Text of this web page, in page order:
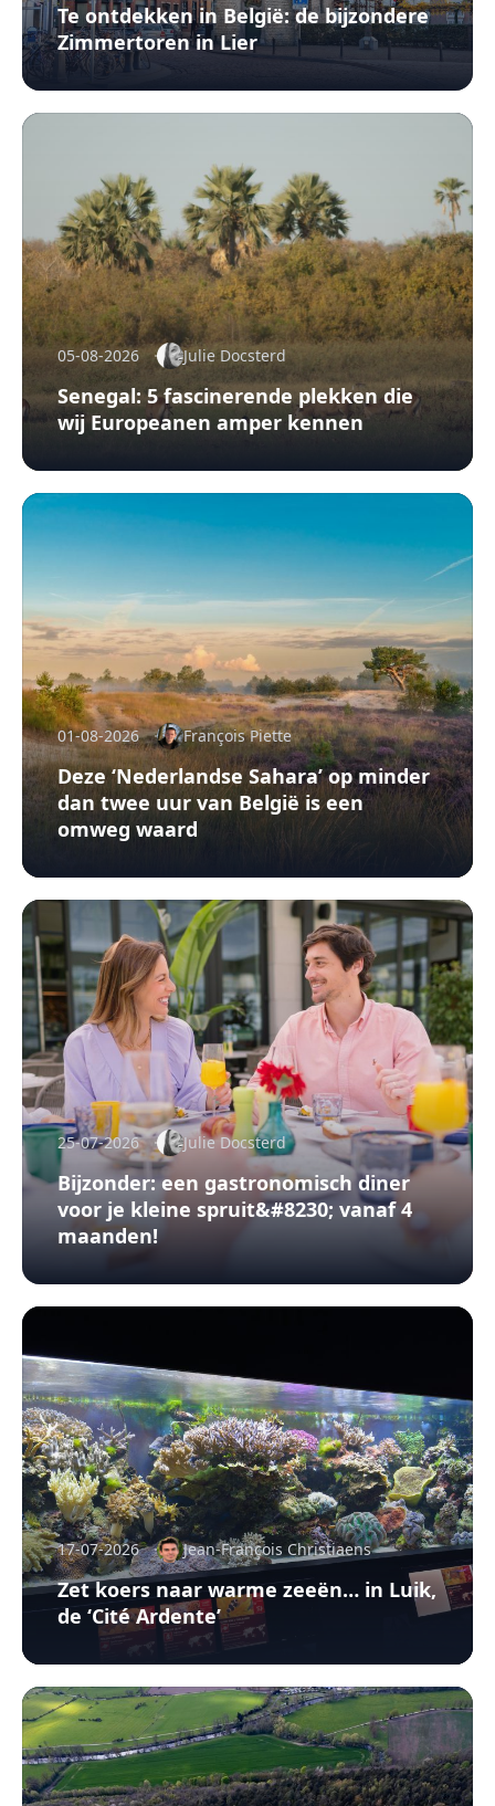
Te ontdekken in België: de bijzondere
Zimmertoren in Lier
05-08-2026 Julie Docsterd
Senegal: 5 fascinerende plekken die
wij Europeanen amper kennen
01-08-2026 François Piette
Deze ‘Nederlandse Sahara’ op minder
dan twee uur van België is een
omweg waard
25-07-2026 Julie Docsterd
Bijzonder: een gastronomisch diner
voor je kleine spruit&#8230; vanaf 4
maanden!
17-07-2026 Jean-François Christiaens
Zet koers naar warme zeeën… in Luik,
de ‘Cité Ardente’